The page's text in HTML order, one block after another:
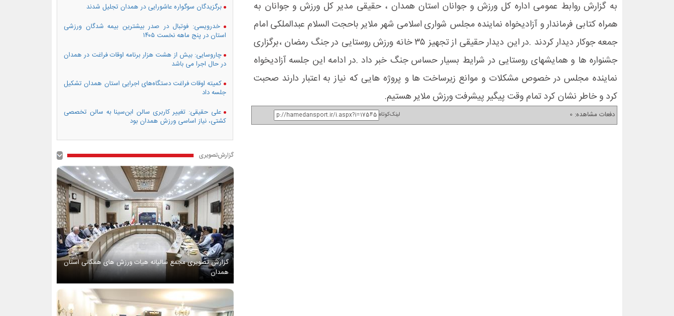
به گزارش روابط عمومی اداره کل ورزش و جوانان استان همدان ، حقیقی مدیر کل ورزش و جوانان به
همراه کتابی فرماندار و آزادیخواه نماینده مجلس شواری اسلامی شهر ملایر باحجت السلام عبدالملکی امام
جمعه جوکار دیدار کردند .در این دیدار حقیقی از تجهیز ۳۵ خانه ورزش روستایی در جنگ رمضان ،برگزاری
جشنواره ها و همایشهای روستایی در شرایط بسیار حساس جنگ خبر داد .در ادامه این جلسه آزادیخواه
نماینده مجلس در خصوص مشکلات و موانع زیرساخت ها و پروژه هایی که نیاز به اعتبار دارند صحبت
کرد و خاطر نشان کرد تمام وقت پیگیر پیشرفت ورزش ملایر هستیم.
لینک‌کوتاه دفعات مشاهده: 0
برگزیدگان سوگواره عاشورایی در همدان تجلیل شدند
خدرویسی: فوتبال در صدر بیشترین بیمه شدگان ورزشی
استان در پنج ماهه نخست ۱۴۰۵
چاروسایی: بیش از هشت هزار برنامه اوقات فراغت در همدان
در حال اجرا می باشد
کمیته اوقات فراغت دستگاه‌های اجرایی استان همدان تشکیل
جلسه داد
علی حقیقی: تغییر کاربری سالن ابن‌سینا به سالن تخصصی
کشتی، نیاز اساسی ورزش همدان بود
گزارش‌تصویری
گزارش تصویری مجمع سالیانه هیات ورزش های همگانی استان
همدان